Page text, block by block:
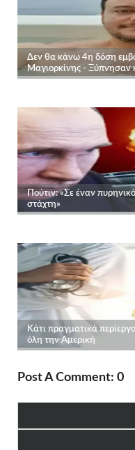
Post A Comment: 0